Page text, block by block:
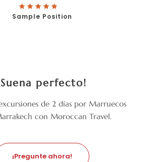
Sample Position
perfecto!
excursiones de 2 días por Marruecos
con Moroccan Travel.
¡Pregunte ahora!